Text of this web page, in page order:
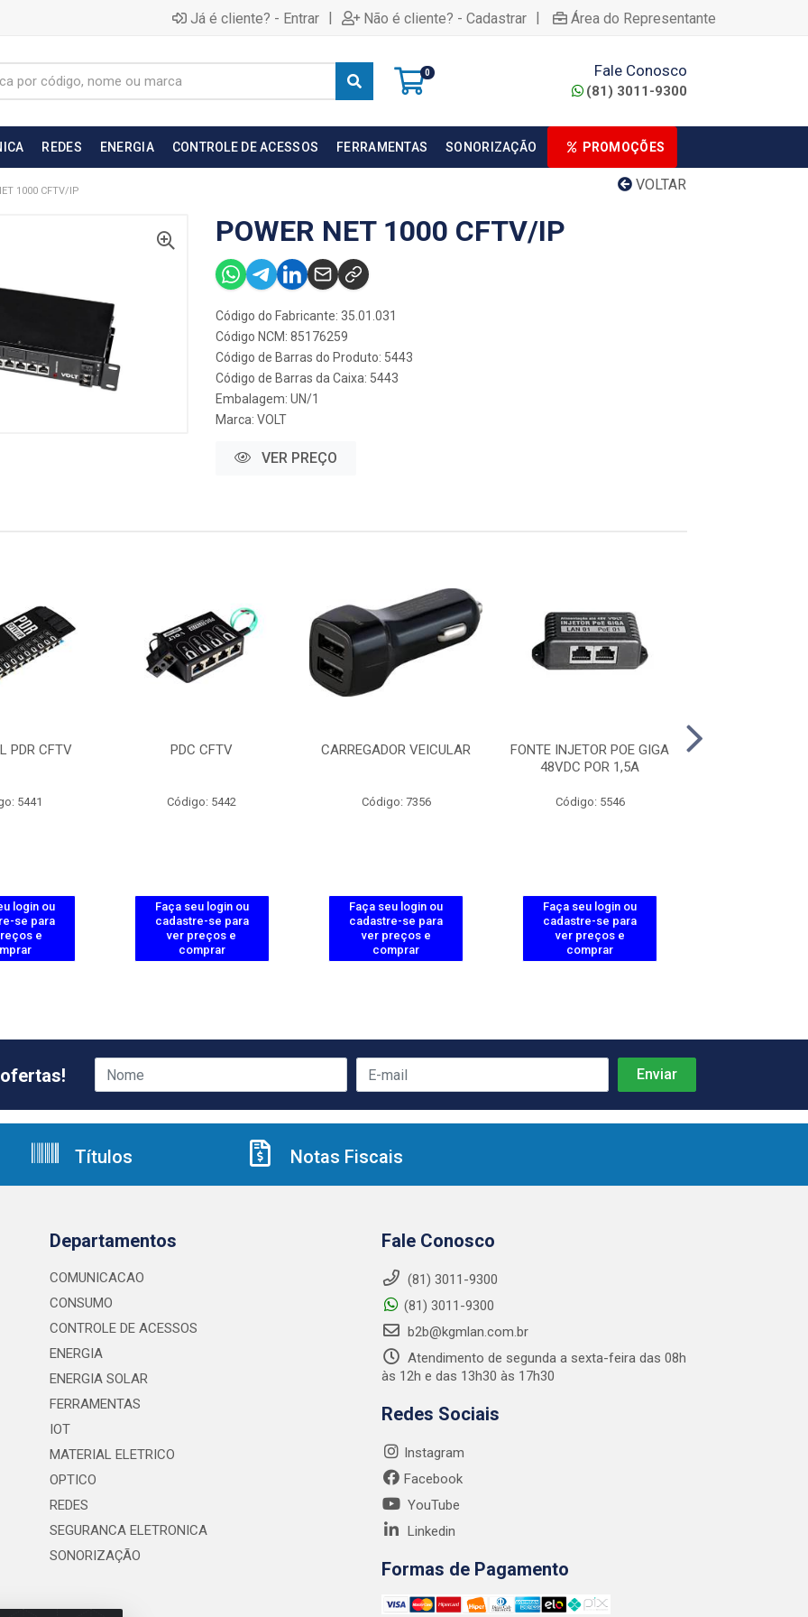
Já é cliente? - Entrar | Não é cliente? - Cadastrar | Área do Representante
0 Fale Conosco
(81) 3011-9300
REDES ENERGIA CONTROLE DE ACESSOS FERRAMENTAS SONORIZAÇÃO PROMOÇÕES
VOLTAR
1000 CFTV/IP
POWER NET 1000 CFTV/IP
Código do Fabricante: 35.01.031
Código NCM: 85176259
Código de Barras do Produto: 5443
Código de Barras da Caixa: 5443
Embalagem: UN/1
Marca: VOLT
VER PREÇO
PDR CFTV
5441
login ou
se para
e
PDC CFTV
Código: 5442
Faça seu login ou
cadastre-se para
ver preços e
comprar
CARREGADOR VEICULAR
Código: 7356
Faça seu login ou
cadastre-se para
ver preços e
comprar
FONTE INJETOR POE GIGA
48VDC POR 1,5A
Código: 5546
Faça seu login ou
cadastre-se para
ver preços e
comprar
Títulos Notas Fiscais
Departamentos
COMUNICACAO
CONSUMO
CONTROLE DE ACESSOS
ENERGIA
ENERGIA SOLAR
FERRAMENTAS
IOT
MATERIAL ELETRICO
OPTICO
REDES
SEGURANCA ELETRONICA
SONORIZAÇÃO
Fale Conosco
(81) 3011-9300
(81) 3011-9300
b2b@kgmlan.com.br
Atendimento de segunda a sexta-feira das 08h
às 12h e das 13h30 às 17h30
Redes Sociais
Instagram
Facebook
YouTube
Linkedin
Formas de Pagamento